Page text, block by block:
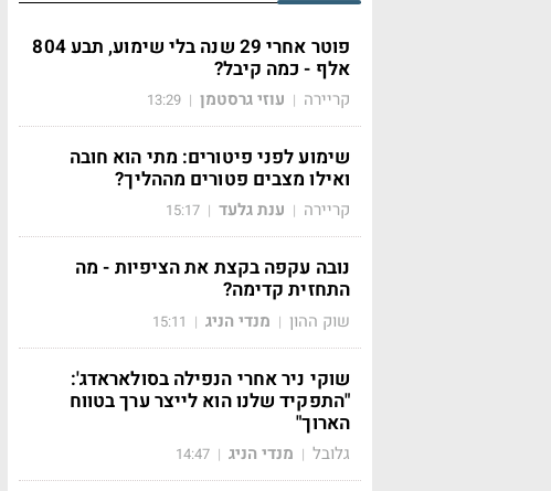
פוטר אחרי 29 שנה בלי שימוע, תבע 804
אלף - כמה קיבל?
קריירה | עוזי גרסטמן |
13:29
שימוע לפני פיטורים: מתי הוא חובה
ואילו מצבים פטורים מההליך?
קריירה | ענת גלעד |
15:17
נובה עקפה בקצת את הציפיות - מה
התחזית קדימה?
שוק ההון | מנדי הניג |
15:11
שוקי ניר אחרי הנפילה בסולאראדג':
"התפקיד שלנו הוא לייצר ערך בטווח
הארוך"
גלובל | מנדי הניג |
14:47